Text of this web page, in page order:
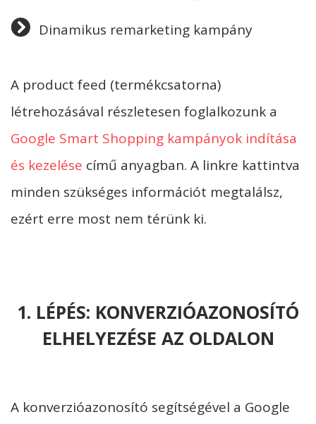
Dinamikus remarketing kampány
A product feed (termékcsatorna)
létrehozásával részletesen foglalkozunk a
Google Smart Shopping kampányok indítása
és kezelése című anyagban. A linkre kattintva
minden szükséges információt megtalálsz,
ezért erre most nem térünk ki.
1. LÉPÉS: KONVERZIÓAZONOSÍTÓ
ELHELYEZÉSE AZ OLDALON
A konverzióazonosító segítségével a Google